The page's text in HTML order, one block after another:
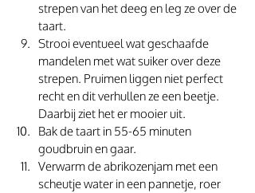
strepen van het deeg en leg ze over de
taart.
Strooi eventueel wat geschaafde
mandelen met wat suiker over deze
strepen. Pruimen liggen niet perfect
recht en dit verhullen ze een beetje.
Daarbij ziet het er mooier uit.
Bak de taart in 55-65 minuten
goudbruin en gaar.
Verwarm de abrikozenjam met een
scheutje water in een pannetje, roer